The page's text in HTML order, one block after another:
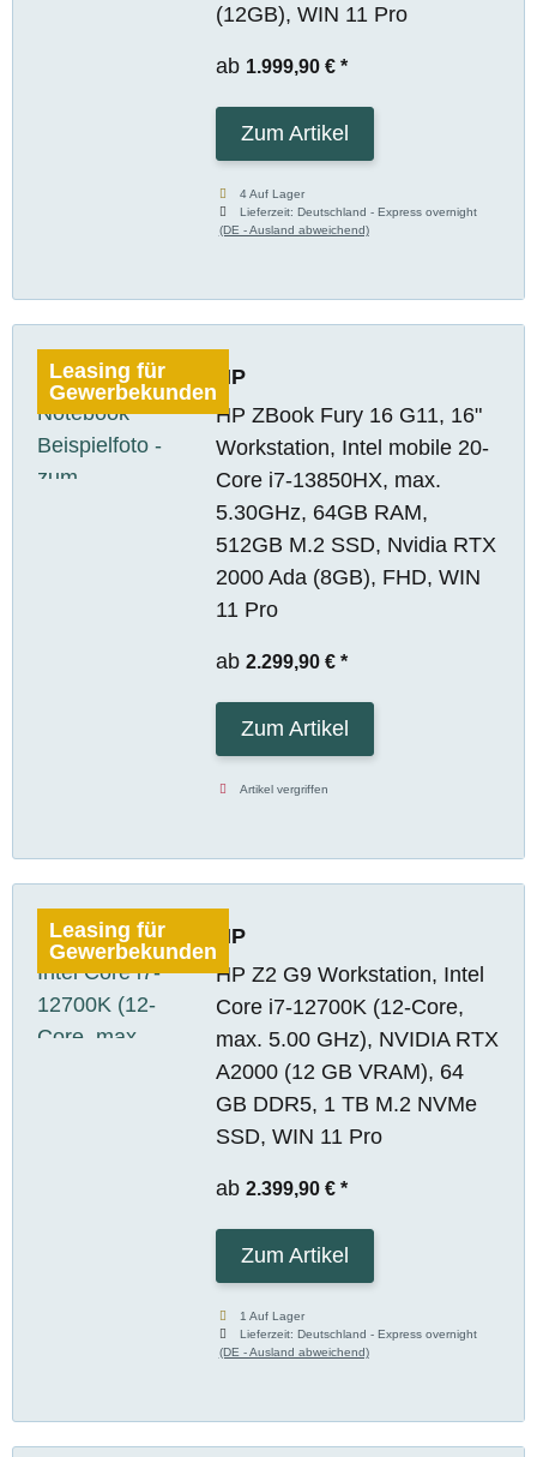
(12GB), WIN 11 Pro
ab 1.999,90 € *
Zum Artikel
4 Auf Lager
Lieferzeit:Deutschland - Express overnight
(DE - Ausland abweichend)
Leasing für
Gewerbekunden
HP
HP ZBook Fury 16 G11, 16"
Workstation, Intel mobile 20-
Core i7-13850HX, max.
5.30GHz, 64GB RAM,
512GB M.2 SSD, Nvidia RTX
2000 Ada (8GB), FHD, WIN
11 Pro
ab 2.299,90 € *
Zum Artikel
Artikel vergriffen
Leasing für
Gewerbekunden
HP
HP Z2 G9 Workstation, Intel
Core i7-12700K (12-Core,
max. 5.00 GHz), NVIDIA RTX
A2000 (12 GB VRAM), 64
GB DDR5, 1 TB M.2 NVMe
SSD, WIN 11 Pro
ab 2.399,90 € *
Zum Artikel
1 Auf Lager
Lieferzeit:Deutschland - Express overnight
(DE - Ausland abweichend)